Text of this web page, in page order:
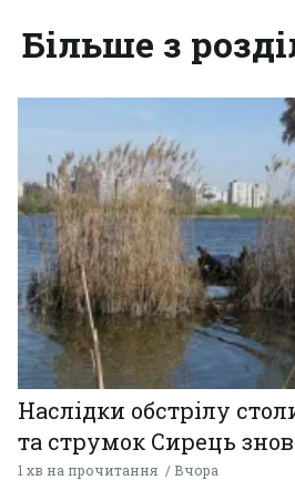
Більше з
Наслідки обстрілу
та струмок Сирець
1 хв на прочитання Вчора